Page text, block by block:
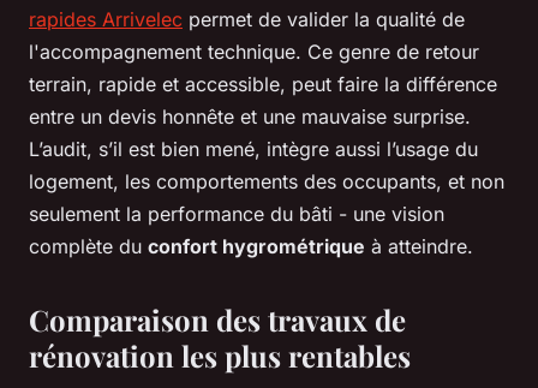
rapides Arrivelec permet de valider la qualité de
l'accompagnement technique. Ce genre de retour
terrain, rapide et accessible, peut faire la différence
entre un devis honnête et une mauvaise surprise.
L’audit, s’il est bien mené, intègre aussi l’usage du
logement, les comportements des occupants, et non
seulement la performance du bâti - une vision
complète du confort hygrométrique à atteindre.
Comparaison des travaux de
rénovation les plus rentables